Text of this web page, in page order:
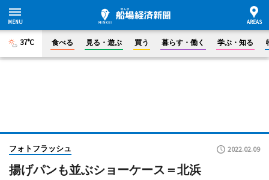
37°C 食べる 見る・遊ぶ 買う 暮らす・働く 学ぶ・知る
フォトフラッシュ 2022.02.09
揚げパンも並ぶショーケース＝北浜